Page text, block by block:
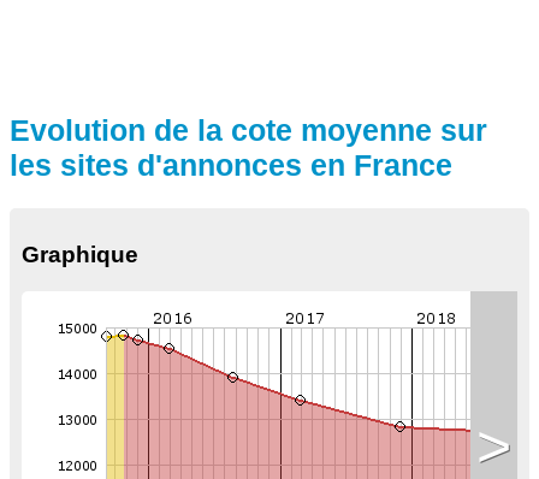
Evolution de la cote moyenne sur
les sites d'annonces en France
Graphique
>